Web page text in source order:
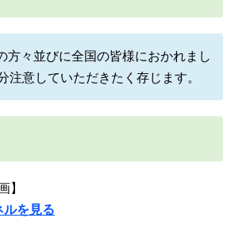
方々並びに全国の皆様におかれまし
注意していただきたく存じます。
】
を見る